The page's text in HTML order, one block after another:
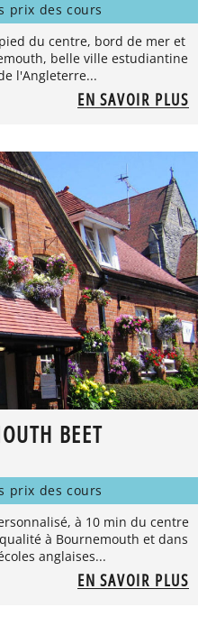
prix des cours
du centre, bord de mer et
belle ville estudiantine
l'Angleterre...
EN SAVOIR PLUS
BEET
prix des cours
à 10 min du centre
à Bournemouth et dans
anglaises...
EN SAVOIR PLUS